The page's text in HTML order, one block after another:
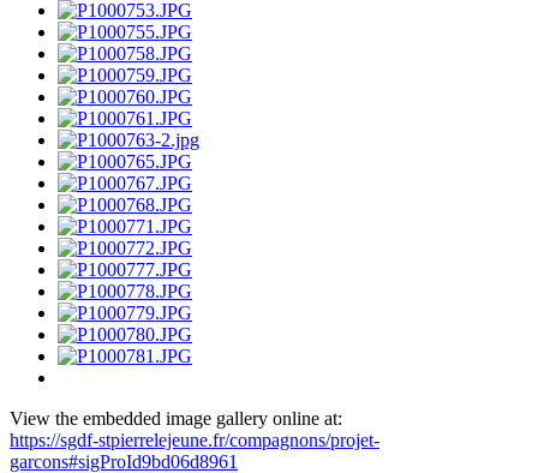
View the embedded image gallery online at:
https://sgdf-stpierrelejeune.fr/compagnons/projet-
garcons#sigProId9bd06d8961